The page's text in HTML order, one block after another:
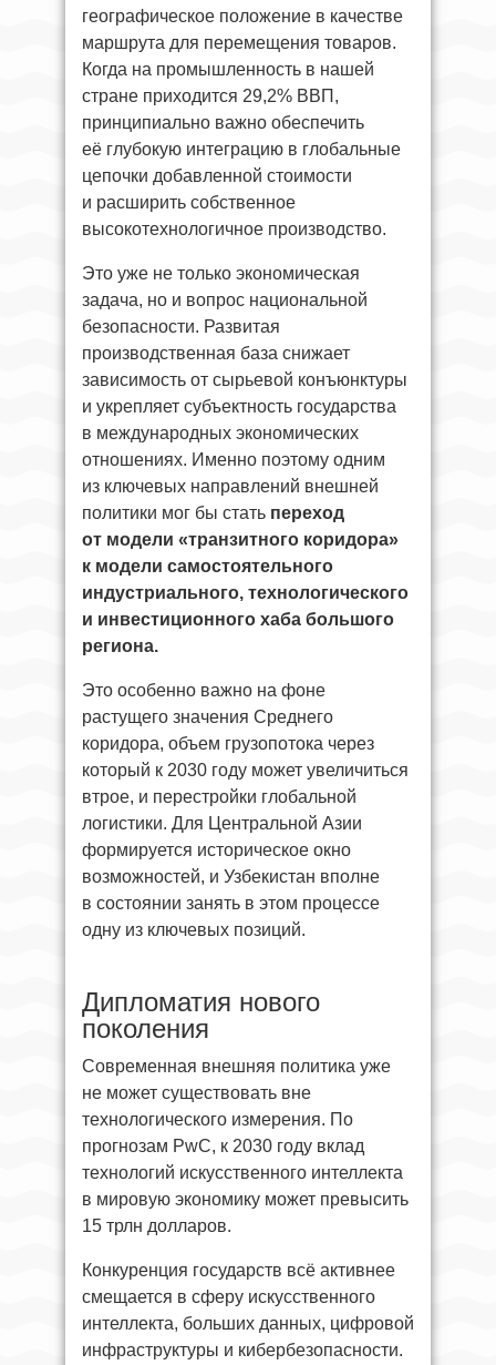
географическое положение в качестве
маршрута для перемещения товаров.
Когда на промышленность в нашей
стране приходится 29,2% ВВП,
принципиально важно обеспечить
её глубокую интеграцию в глобальные
цепочки добавленной стоимости
и расширить собственное
высокотехнологичное производство.
Это уже не только экономическая
задача, но и вопрос национальной
безопасности. Развитая
производственная база снижает
зависимость от сырьевой конъюнктуры
и укрепляет субъектность государства
в международных экономических
отношениях. Именно поэтому одним
из ключевых направлений внешней
политики мог бы стать переход
от модели «транзитного коридора»
к модели самостоятельного
индустриального, технологического
и инвестиционного хаба большого
региона.
Это особенно важно на фоне
растущего значения Среднего
коридора, объем грузопотока через
который к 2030 году может увеличиться
втрое, и перестройки глобальной
логистики. Для Центральной Азии
формируется историческое окно
возможностей, и Узбекистан вполне
в состоянии занять в этом процессе
одну из ключевых позиций.
Дипломатия нового
поколения
Современная внешняя политика уже
не может существовать вне
технологического измерения. По
прогнозам PwC, к 2030 году вклад
технологий искусственного интеллекта
в мировую экономику может превысить
15 трлн долларов.
Конкуренция государств всё активнее
смещается в сферу искусственного
интеллекта, больших данных, цифровой
инфраструктуры и кибербезопасности.